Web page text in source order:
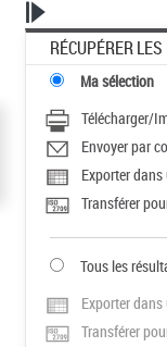
RÉCUPÉRER
Ma sélection
Télécharger/
Envoyer par
Exporter
Transférer
Tous les
Exporter
Transférer